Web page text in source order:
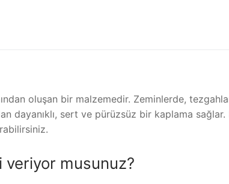
oluşan bir malzemedir. Zeminlerde,
dayanıklı, sert ve pürüzsüz bir kaplama sağlar.
veriyor musunuz?